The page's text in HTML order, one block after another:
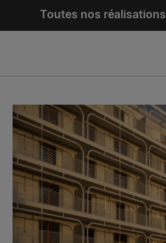
Toutes nos réalisations